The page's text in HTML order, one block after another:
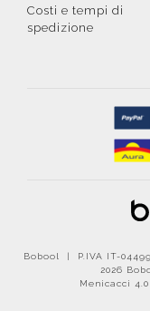
Costi e tempi di
spedizione
Bobool | P.IVA IT-
2026
Menicacci